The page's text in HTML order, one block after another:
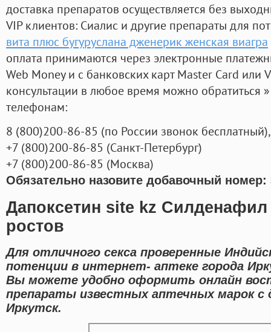
доставка препаратов осуществляется без
VIP клиентов: Сиалис и другие препараты для
вита плюс бугуруслана дженерик женская виагра
оплата принимаются через электронные
Web Money и с банковских карт Master Card или
консультации в любое время можно обратиться
телефонам:
8 (800)200-86-85 (по России звонок бесплатный),
+7 (800)200-86-85 (Санкт-Петербург)
+7 (800)200-86-85 (Москва)
Обязательно назовите добавочный номер:
Дапоксетин site kz Силденафил
ростов
Для отличного секса проверенные
потенции в интернет- аптеке города
Вы можете удобно оформить онлайн
препараты известных аптечных марок с
Иркутск.